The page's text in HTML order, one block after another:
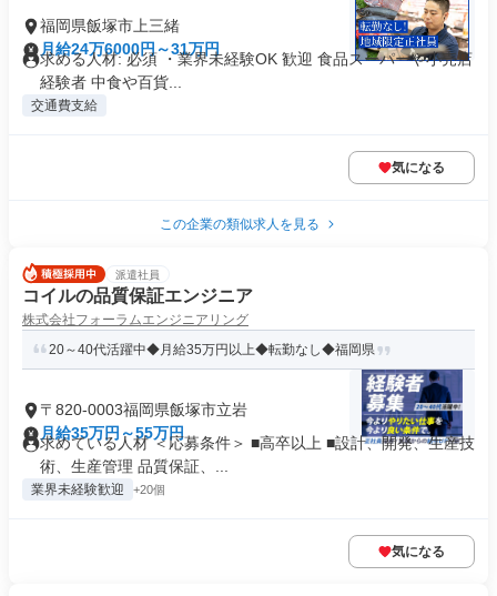
福岡県飯塚市上三緒
月給24万6000円～31万円
求める人材: 必須 ・業界未経験OK 歓迎 食品スーパーや小売店
経験者 中食や百貨...
交通費支給
気になる
この企業の類似求人を見る
派遣社員
コイルの品質保証エンジニア
株式会社フォーラムエンジニアリング
20～40代活躍中◆月給35万円以上◆転勤なし◆福岡県
〒820-0003福岡県飯塚市立岩
月給35万円～55万円
求めている人材 ＜応募条件＞ ■高卒以上 ■設計、開発、生産技
術、生産管理 品質保証、...
業界未経験歓迎 +20個
気になる